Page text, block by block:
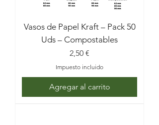
Vasos de Papel Kraft – Pack 50
Uds – Compostables
Precio
2,50 €
Impuesto incluido
Agregar al carrito